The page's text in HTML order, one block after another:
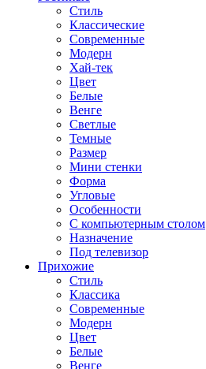
Стиль
Классические
Современные
Модерн
Хай-тек
Цвет
Белые
Венге
Светлые
Темные
Размер
Мини стенки
Форма
Угловые
Особенности
С компьютерным столом
Назначение
Под телевизор
Прихожие
Стиль
Классика
Современные
Модерн
Цвет
Белые
Венге